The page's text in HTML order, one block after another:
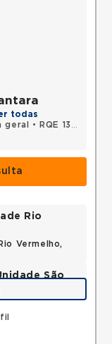
todas
geral •
RQE 13013 - Urologia
Rio
Vermelho,
São
BA,